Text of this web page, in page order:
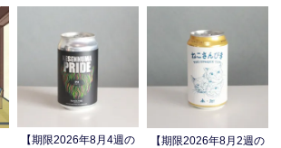
【期限2026年8月4週の
【期限2026年8月2週の